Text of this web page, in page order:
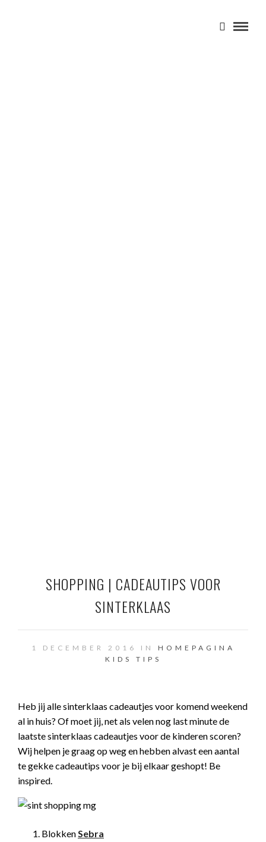
SHOPPING | CADEAUTIPS VOOR
SINTERKLAAS
1 DECEMBER 2016 IN HOMEPAGINA
KIDS
TIPS
Heb jij alle sinterklaas cadeautjes voor komend weekend
al in huis? Of moet jij, net als velen nog last minute de
laatste sinterklaas cadeautjes voor de kinderen scoren?
Wij helpen je graag op weg en hebben alvast een aantal
te gekke cadeautips voor je bij elkaar geshopt! Be
inspired.
BlokkenSebra